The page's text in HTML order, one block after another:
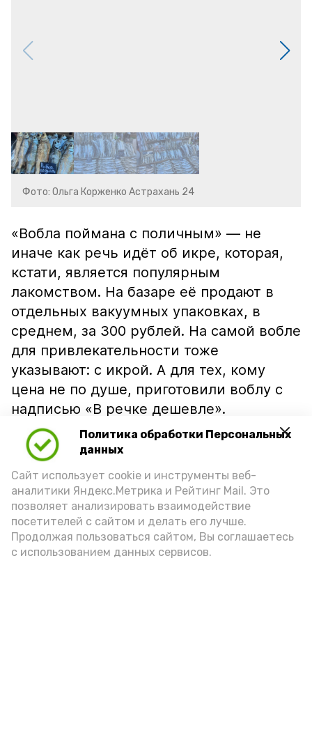
Политика обработки Персональных
данных
Сайт использует cookie и инструменты веб-
аналитики Яндекс.Метрика и Рейтинг Mail. Это
позволяет анализировать взаимодействие
посетителей с сайтом и делать его лучше.
Продолжая пользоваться сайтом, Вы соглашаетесь
с использованием данных сервисов.
Фото: Ольга Корженко Астрахань 24
«Вобла поймана с поличным» — не
иначе как речь идёт об икре, которая,
кстати, является популярным
лакомством. На базаре её продают в
отдельных вакуумных упаковках, в
среднем, за 300 рублей. На самой вобле
для привлекательности тоже
указывают: с икрой. А для тех, кому
цена не по душе, приготовили воблу с
надписью «В речке дешевле».